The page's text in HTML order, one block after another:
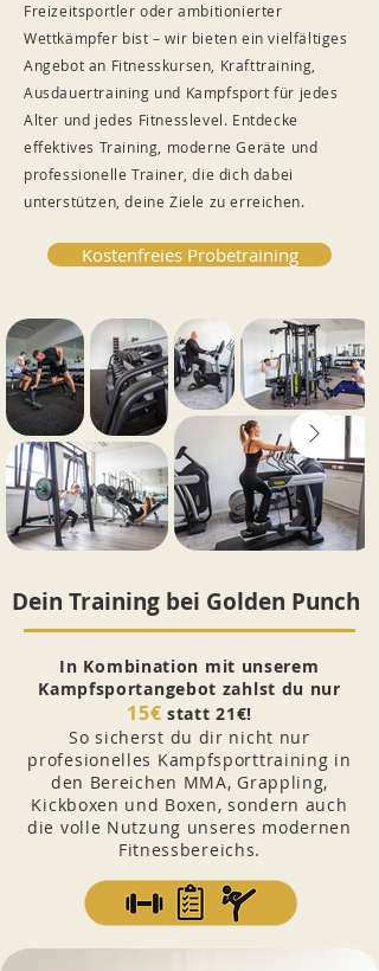
Freizeitsportler oder ambitionierter
Wettkämpfer bist – wir bieten ein vielfältiges
Angebot an Fitnesskursen, Krafttraining,
Ausdauertraining und Kampfsport für jedes
Alter und jedes Fitnesslevel. Entdecke
effektives Training, moderne Geräte und
professionelle Trainer, die dich dabei
unterstützen, deine Ziele zu erreichen.
Kostenfreies Probetraining
Dein Training bei Golden Punch
In Kombination mit unserem
Kampfsportangebot zahlst du nur
15€ statt 21€!
So sicherst du dir nicht nur
profesionelles Kampfsporttraining in
den Bereichen MMA, Grappling,
Kickboxen und Boxen, sondern auch
die volle Nutzung unseres modernen
Fitnessbereichs.